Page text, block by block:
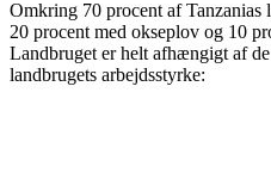
Omkring 70 procent af Tanzanias
20 procent med okseplov og 10
Landbruget er helt afhængigt af
landbrugets arbejdsstyrke: